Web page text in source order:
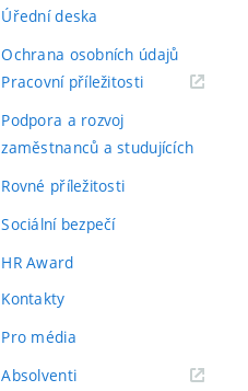
Úřední deska
Ochrana osobních údajů
Pracovní příležitosti(externí
Podpora a rozvoj
zaměstnanců a studujících
Rovné příležitosti
Sociální bezpečí
HR Award
Kontakty
Pro média
Absolventi(externí